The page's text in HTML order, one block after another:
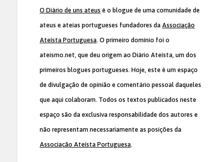
O Diário de uns ateus é o blogue de uma comunidade de
ateus e ateias portugueses fundadores da Associação
Ateísta Portuguesa. O primeiro domínio foi o
ateismo.net, que deu origem ao Diário Ateísta, um dos
primeiros blogues portugueses. Hoje, este é um espaço
de divulgação de opinião e comentário pessoal daqueles
que aqui colaboram. Todos os textos publicados neste
espaço são da exclusiva responsabilidade dos autores e
não representam necessariamente as posições da
Associação Ateísta Portuguesa.